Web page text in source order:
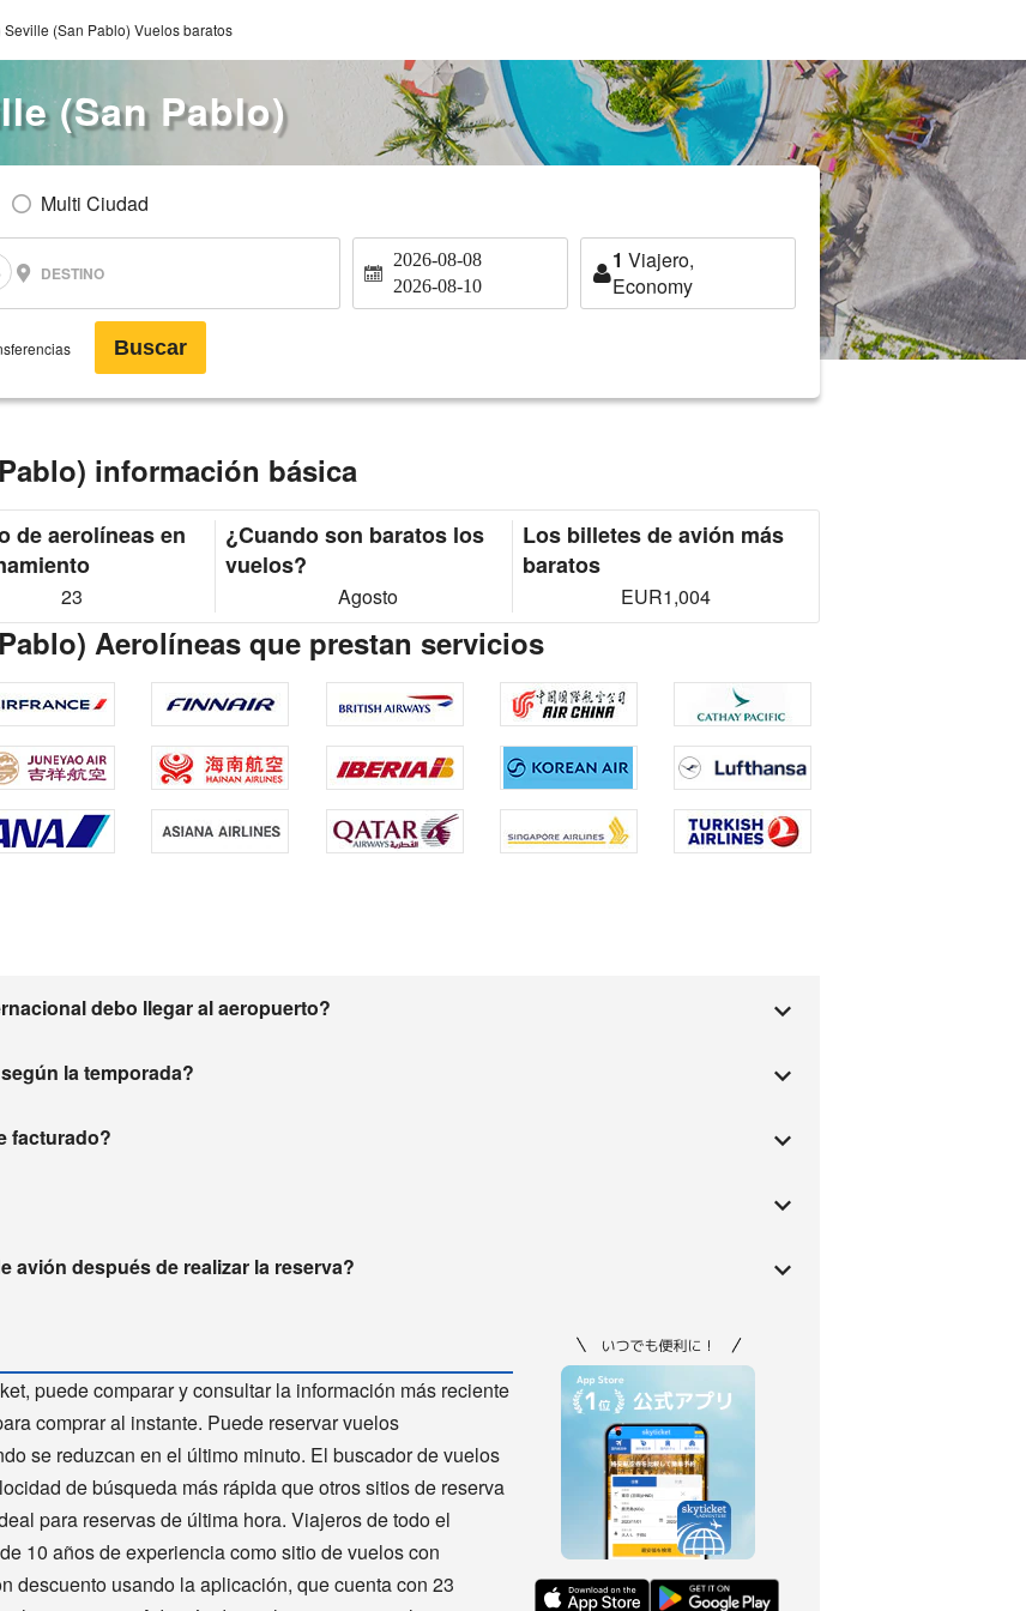
(San Pablo) Vuelos baratos
(San Pablo)
Multi Ciudad
DESTINO
2026-08-08
2026-08-10
1 Viajero,
Economy
Buscar
información básica
de aerolíneas en
23
¿Cuando son baratos los
vuelos?
Agosto
Los billetes de avión más
baratos
EUR1,004
Aerolíneas que prestan servicios
debo llegar al aeropuerto?
la temporada?
facturado?
avión después de realizar la reserva?
puede comparar y consultar la información más reciente
comprar al instante. Puede reservar vuelos
se reduzcan en el último minuto. El buscador de vuelos
de búsqueda más rápida que otros sitios de reserva
para reservas de última hora. Viajeros de todo el
10 años de experiencia como sitio de vuelos con
descuento usando la aplicación, que cuenta con 23